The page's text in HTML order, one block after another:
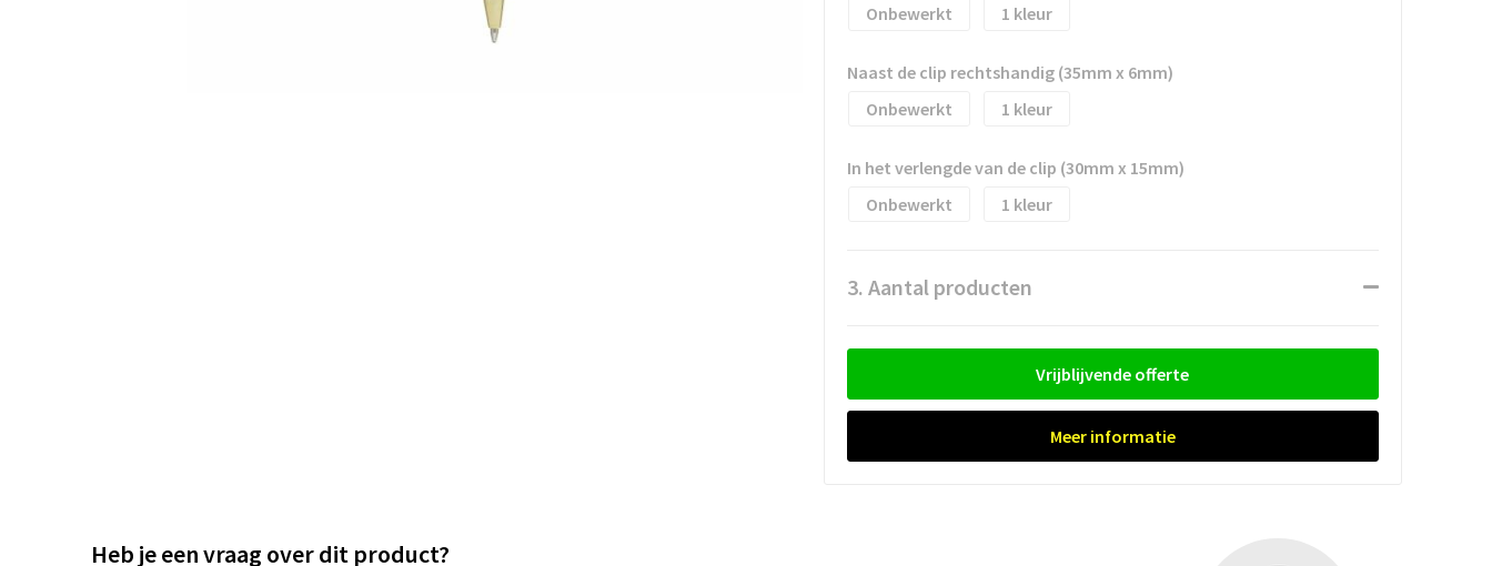
Onbewerkt
1
Naast de clip rechtshandig (35mm x 6mm)
Onbewerkt
1
In het verlengde van de clip (30mm x 15mm)
Onbewerkt
1
3. Aantal producten
Vrijblijvende offerte
Meer informatie
Heb je een vraag over dit product?